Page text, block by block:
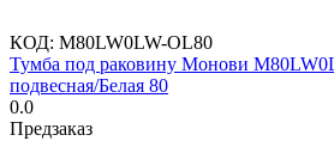
КОД: M80LW0LW-OL80
Тумба под раковину Монови
подвесная/Белая 80
0.0
Предзаказ